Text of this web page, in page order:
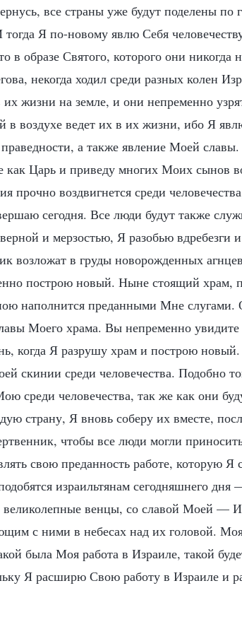
все страны уже будут поделены
Я по-новому явлю Себя
в образе Святого, которого они никогда
некогда ходил среди разных колен
жизни на земле, и они непременно
в воздухе ведет их в их жизни, ибо Я
а также явление Моей славы.
как Царь и приведу многих Моих сынов
прочно воздвигнется среди
сегодня. Все люди будут также
и мерзостью, Я разобью вдребезги
возложат в груды новорожденных
построю новый. Ныне стоящий храм,
наполнится преданными Мне слугами.
Моего храма. Вы непременно
когда Я разрушу храм и построю
скинии среди человечества. Подобно
среди человечества, так же как они
страну, Я вновь соберу их вместе,
чтобы все люди могли
свою преданность работе, которую Я
израильтянам сегодняшнего дня
великолепные венцы, со славой Моей —
с ними в небесах над их головой. Моя
была Моя работа в Израиле, такой
Я расширю Свою работу в Израиле и